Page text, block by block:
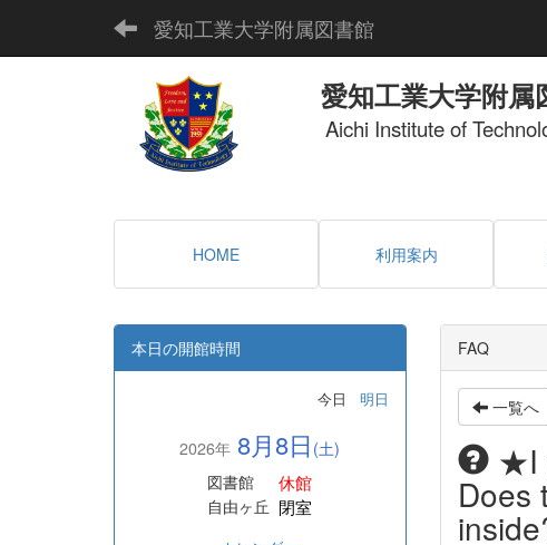
愛知工業大学附属図書館
愛知工業大学附属
Aichi Institute of
HOME 利用案内
FAQ
一覧へ
★I
Does
本日の開館時間
今日 明日
2026年 8月8日 (土)
図書館
休館
自由ヶ丘 閉室